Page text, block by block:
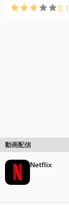
3.1
動画配信
Netflix